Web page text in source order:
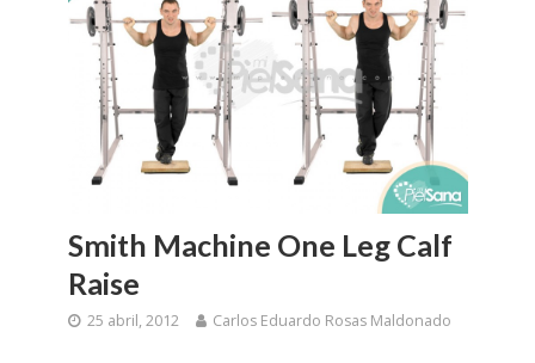
Smith Machine One Leg Calf
Raise
25 abril, 2012 Carlos Eduardo Rosas Maldonado